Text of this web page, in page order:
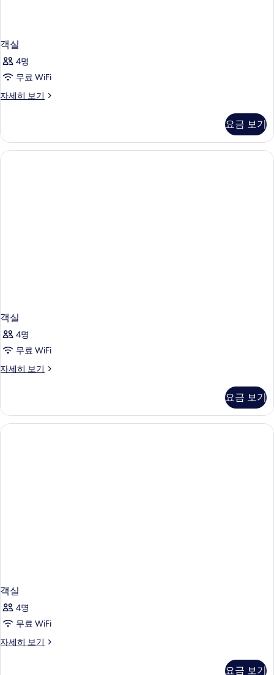
객실
4명
무료 WiFi
자세히 보기
객
히
보
기
요금 보기
객실
4명
무료 WiFi
자세히 보기
객
히
보
기
요금 보기
객실
4명
무료 WiFi
자세히 보기
객
요금 보기